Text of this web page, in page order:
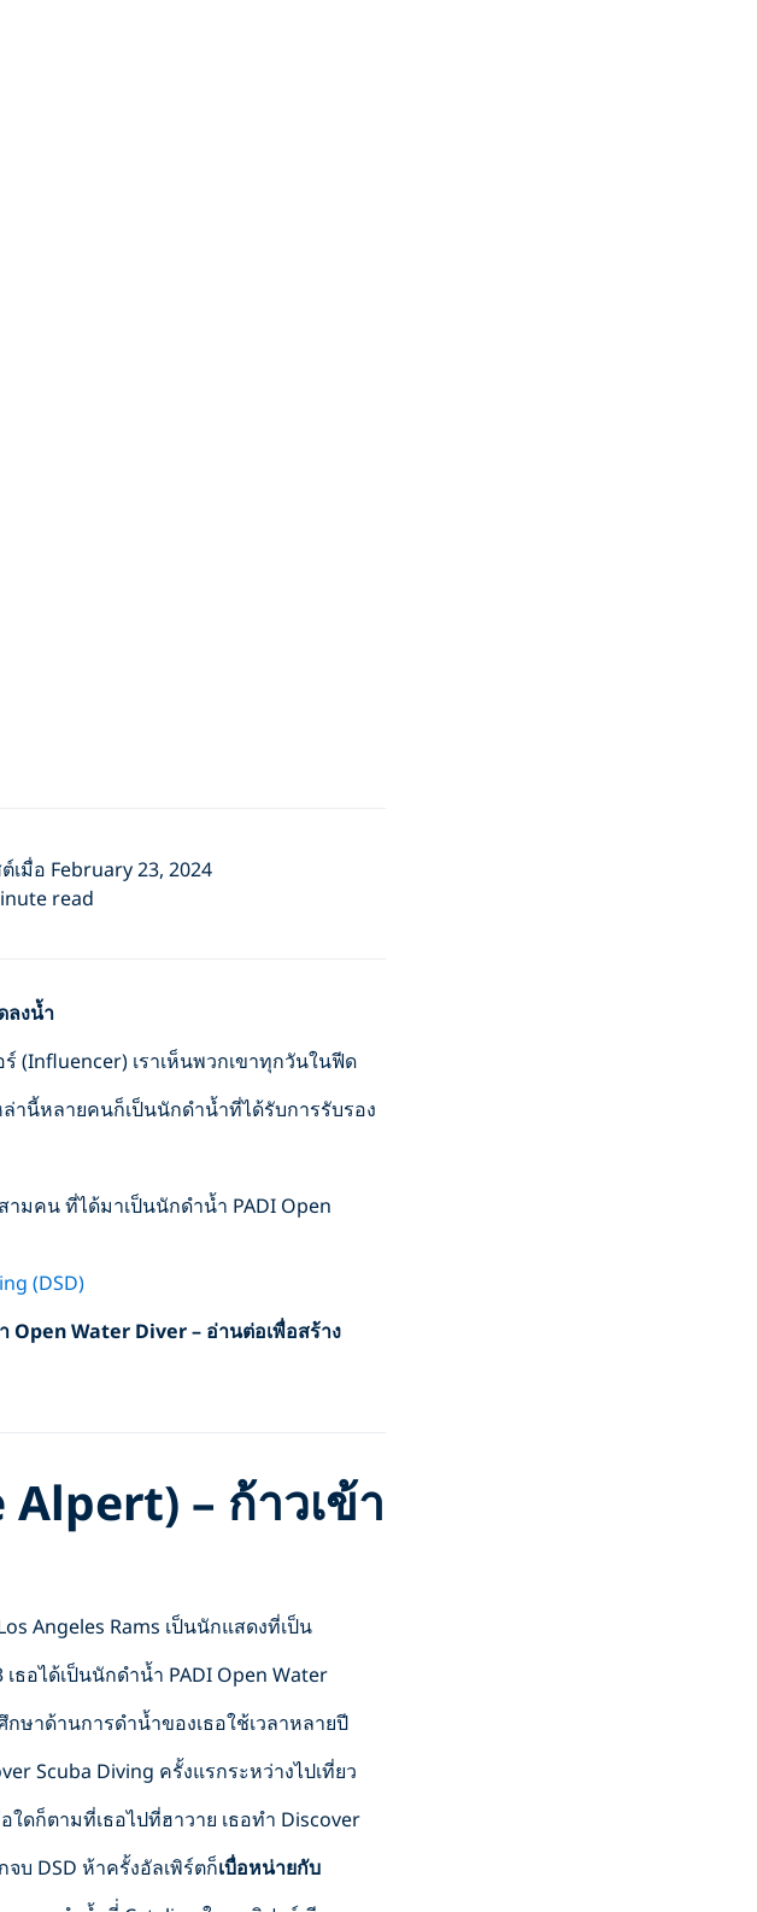
เมื่อ February 23, 2024
read
ลงน้ำ
(Influencer) เราเห็นพวกเขาทุกวันในฟีด
านี้หลายคนก็เป็นนักดำน้ำที่ได้รับการรับรอง
มคน ที่ได้มาเป็นนักดำน้ำ PADI Open
(DSD)
Open Water Diver – อ่านต่อเพื่อสร้าง
Alpert) – ก้าวเข้า
Angeles Rams เป็นนักแสดงที่เป็น
ธอได้เป็นนักดำน้ำ PADI Open Water
ษาด้านการดำน้ำของเธอใช้เวลาหลายปี
Scuba Diving ครั้งแรกระหว่างไปเที่ยว
ใดก็ตามที่เธอไปที่ฮาวาย เธอทำ Discover
บ DSD ห้าครั้งอัลเพิร์ตก็เบื่อหน่ายกับ